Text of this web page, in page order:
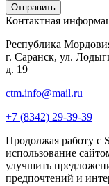
Контактная
Республика
г. Саранск, ул.
д. 19
ctm.info@mail.ru
+7 (8342) 29-39-39
Продолжая работу с
использование
улучшить
предпочтений и